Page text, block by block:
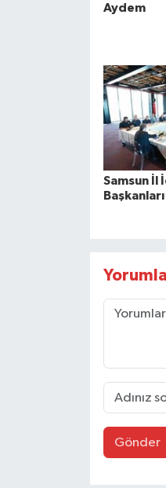
Aydem
Samsun İl
Gönder